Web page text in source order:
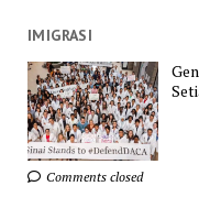
IMIGRASI
Comments closed